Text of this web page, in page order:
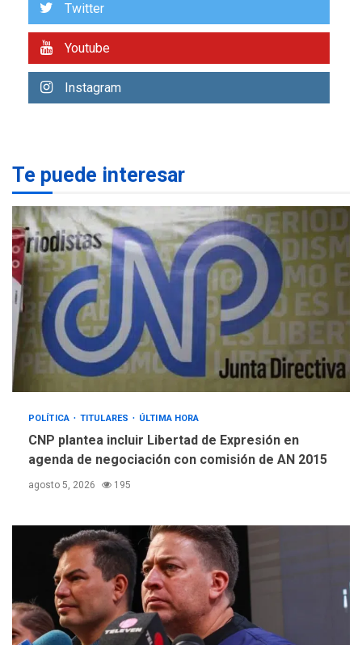
1
de AN 2015
ÚLTIMA HORA
regional nos respaldaron
3
LATINOAMÉRICA Y CARIBE
Evacúan aldeas en
Guatemala por erupción de
volcán de Fuego
4
GUERRA EN EL MUNDO
TITULARES
ÚLTIMA HORA
EEUU confía acuerdo «muy
pronto» sobre Ormuz
5
Guardia Nacional
Bolivariana celebró su 89°
aniversario en Nueva
Twitter
Youtube
Instagram
Te puede interesar
POLÍTICA TITULARES ÚLTIMA HORA
CNP plantea incluir Libertad de Expresión en
agenda de negociación con comisión de AN 2015
agosto 5, 2026 195